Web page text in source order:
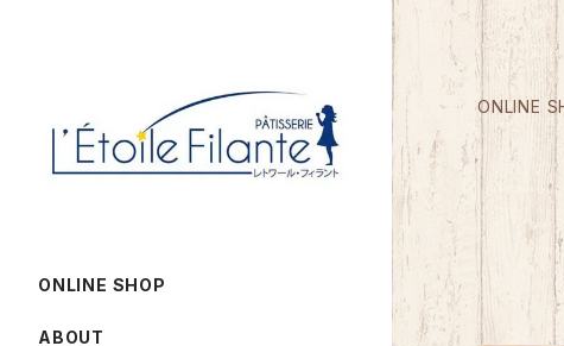
ONLINE
ONLINE SHOP
ABOUT